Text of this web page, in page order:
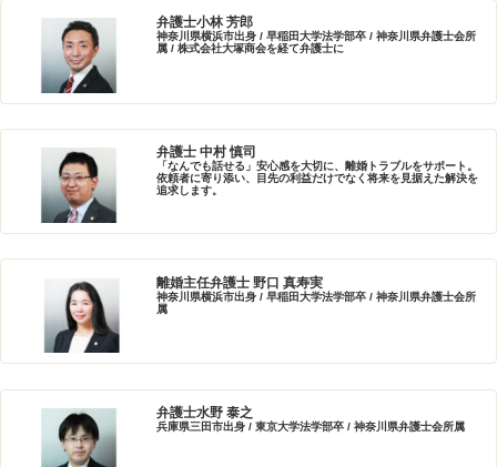
弁護士小林 芳郎
神奈川県横浜市出身 / 早稲田大学法学部卒 / 神奈川県弁護士会所
属 / 株式会社大塚商会を経て弁護士に
弁護士 中村 慎司
「なんでも話せる」安心感を大切に、離婚トラブルをサポート。
依頼者に寄り添い、目先の利益だけでなく将来を見据えた解決を
追求します。
離婚主任弁護士 野口 真寿実
神奈川県横浜市出身 / 早稲田大学法学部卒 / 神奈川県弁護士会所
属
弁護士水野 泰之
兵庫県三田市出身 / 東京大学法学部卒 / 神奈川県弁護士会所属